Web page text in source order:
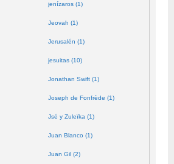
jenízaros (1)
Jeovah (1)
Jerusalén (1)
jesuitas (10)
Jonathan Swift (1)
Joseph de Fonfrède (1)
Jsé y Zuleïka (1)
Juan Blanco (1)
Juan Gil (2)